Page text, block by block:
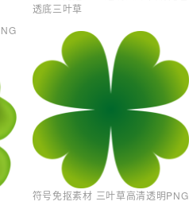
透底三叶草
符号免抠素材 三叶草高清透明PNG